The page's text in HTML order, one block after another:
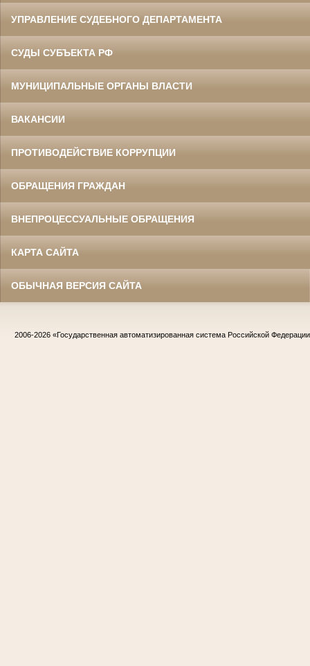
УПРАВЛЕНИЕ СУДЕБНОГО ДЕПАРТАМЕНТА
СУДЫ СУБЪЕКТА РФ
МУНИЦИПАЛЬНЫЕ ОРГАНЫ ВЛАСТИ
ВАКАНСИИ
ПРОТИВОДЕЙСТВИЕ КОРРУПЦИИ
ОБРАЩЕНИЯ ГРАЖДАН
ВНЕПРОЦЕССУАЛЬНЫЕ ОБРАЩЕНИЯ
КАРТА САЙТА
ОБЫЧНАЯ ВЕРСИЯ САЙТА
2006-2026 «Государственная автоматизированная система Российской